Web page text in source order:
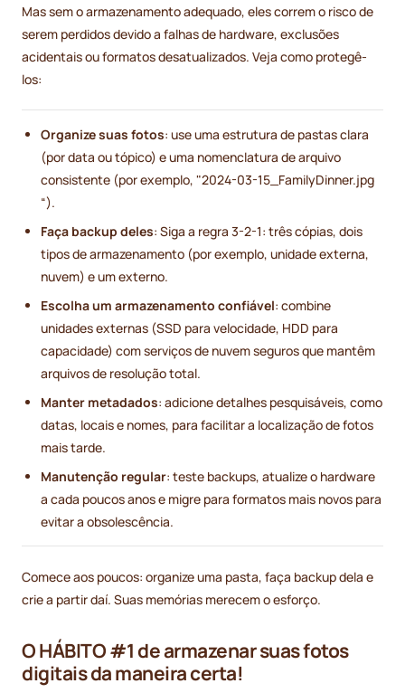
Mas sem o armazenamento adequado, eles correm o risco de
serem perdidos devido a falhas de hardware, exclusões
acidentais ou formatos desatualizados. Veja como protegê-
los:
Organize suas fotos: use uma estrutura de pastas clara
(por data ou tópico) e uma nomenclatura de arquivo
consistente (por exemplo, "2024-03-15_FamilyDinner.jpg
“).
Faça backup deles: Siga a regra 3-2-1: três cópias, dois
tipos de armazenamento (por exemplo, unidade externa,
nuvem) e um externo.
Escolha um armazenamento confiável: combine
unidades externas (SSD para velocidade, HDD para
capacidade) com serviços de nuvem seguros que mantêm
arquivos de resolução total.
Manter metadados: adicione detalhes pesquisáveis, como
datas, locais e nomes, para facilitar a localização de fotos
mais tarde.
Manutenção regular: teste backups, atualize o hardware
a cada poucos anos e migre para formatos mais novos para
evitar a obsolescência.
Comece aos poucos: organize uma pasta, faça backup dela e
crie a partir daí. Suas memórias merecem o esforço.
O HÁBITO #1 de armazenar suas fotos
digitais da maneira certa!